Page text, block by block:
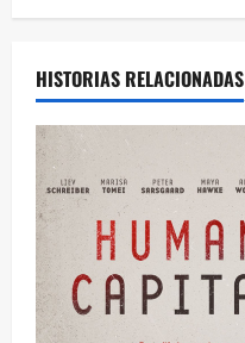
HISTORIAS RELACIONADAS